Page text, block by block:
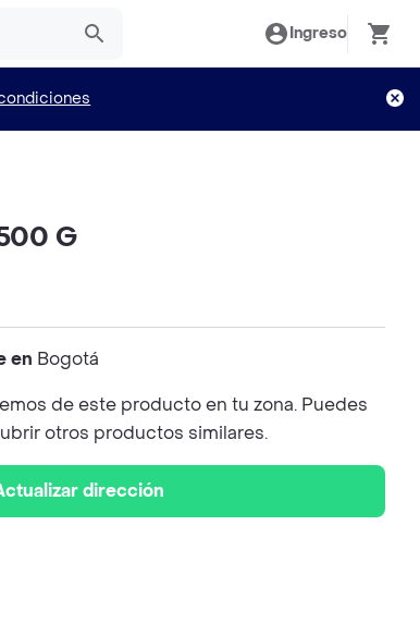
Ingreso
G
en Bogotá
de este producto en tu zona. Puedes
otros productos similares.
dirección